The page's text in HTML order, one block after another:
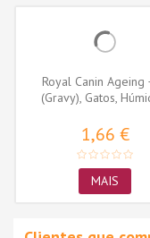
Royal Canin Ageing
(Gravy), Gatos,
1,66 €
MAIS